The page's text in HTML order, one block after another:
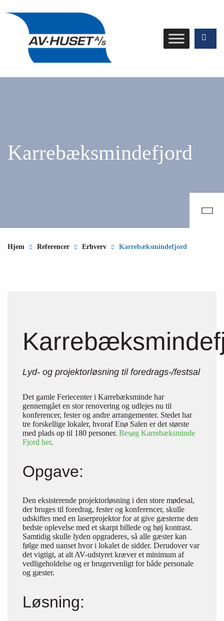
Karrebæksmindefjord
Hjem Referencer Erhverv Karrebæksmindefjord
Lyd- og projektorløsning til foredrags-/festsal
Det gamle Feriecenter i Karrebæksminde har
gennemgået en stor renovering og udlejes nu til
konferencer, fester og andre arrangementer. Stedet har
tre forskellige lokaler, hvoraf Enø Salen er det største
med plads op til 180 personer. Besøg Karrebæksminde
Fjord her.
Opgave:
Den eksisterende projektorløsning i den store mødesal,
der bruges til foredrag, fester og konferencer, skulle
udskiftes med en laserprojektor for at give gæsterne den
bedste oplevelse med et skarpt billede og høj kontrast.
Samtidig skulle lyden opgraderes, så alle gæster kan
følge med uanset hvor i lokalet de sidder. Derudover var
det vigtigt, at alt AV-udstyret kræver et minimum af
vedligeholdelse og er brugervenligt for både personale
og gæster.
Løsning: